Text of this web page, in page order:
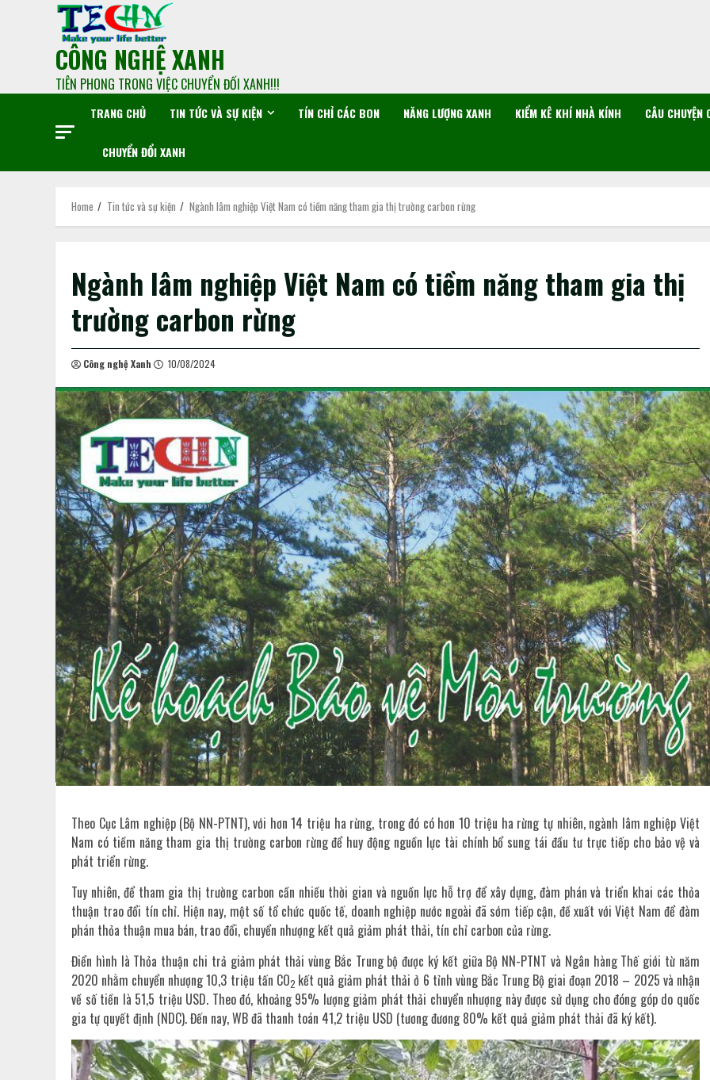
CÔNG NGHỆ XANH
TIÊN PHONG TRONG VIỆC CHUYỂN ĐỐI XANH!!!
TRANG CHỦ TIN TỨC VÀ SỰ KIỆN TÍN CHỈ CÁC BON NĂNG LƯỢNG XANH KIỂM KÊ KHÍ NHÀ KÍNH CÂU CHUYỆN
CHUYỂN ĐỔI XANH
Home Tin tức và sự kiện Ngành lâm nghiệp Việt Nam có tiềm năng tham gia thị trường carbon rừng
Ngành lâm nghiệp Việt Nam có tiềm năng tham gia thị
trường carbon rừng
Công nghệ Xanh 10/08/2024
Theo Cục Lâm nghiệp (Bộ NN-PTNT), với hơn 14 triệu ha rừng, trong đó có hơn 10 triệu ha rừng tự nhiên, ngành lâm nghiệp Việt
Nam có tiềm năng tham gia thị trường carbon rừng để huy động nguồn lực tài chính bổ sung tái đầu tư trực tiếp cho bảo vệ và
phát triển rừng.
Tuy nhiên, để tham gia thị trường carbon cần nhiều thời gian và nguồn lực hỗ trợ để xây dựng, đàm phán và triển khai các thỏa
thuận trao đổi tín chỉ. Hiện nay, một số tổ chức quốc tế, doanh nghiệp nước ngoài đã sớm tiếp cận, đề xuất với Việt Nam để đàm
phán thỏa thuận mua bán, trao đổi, chuyển nhượng kết quả giảm phát thải, tín chỉ carbon của rừng.
Điển hình là Thỏa thuận chi trả giảm phát thải vùng Bắc Trung bộ được ký kết giữa Bộ NN-PTNT và Ngân hàng Thế giới từ năm
2020 nhằm chuyển nhượng 10,3 triệu tấn CO2 kết quả giảm phát thải ở 6 tỉnh vùng Bắc Trung Bộ giai đoạn 2018 – 2025 và nhận
về số tiền là 51,5 triệu USD. Theo đó, khoảng 95% lượng giảm phát thải chuyển nhượng này được sử dụng cho đóng góp do quốc
gia tự quyết định (NDC). Đến nay, WB đã thanh toán 41,2 triệu USD (tương đương 80% kết quả giảm phát thải đã ký kết).